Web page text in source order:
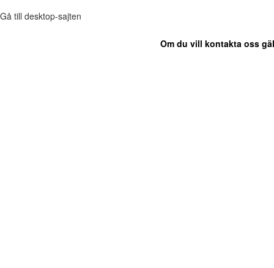
Gå till desktop-sajten
Om du vill kontakta oss